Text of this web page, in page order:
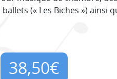
(« Les Biches ») ainsi
38,50€